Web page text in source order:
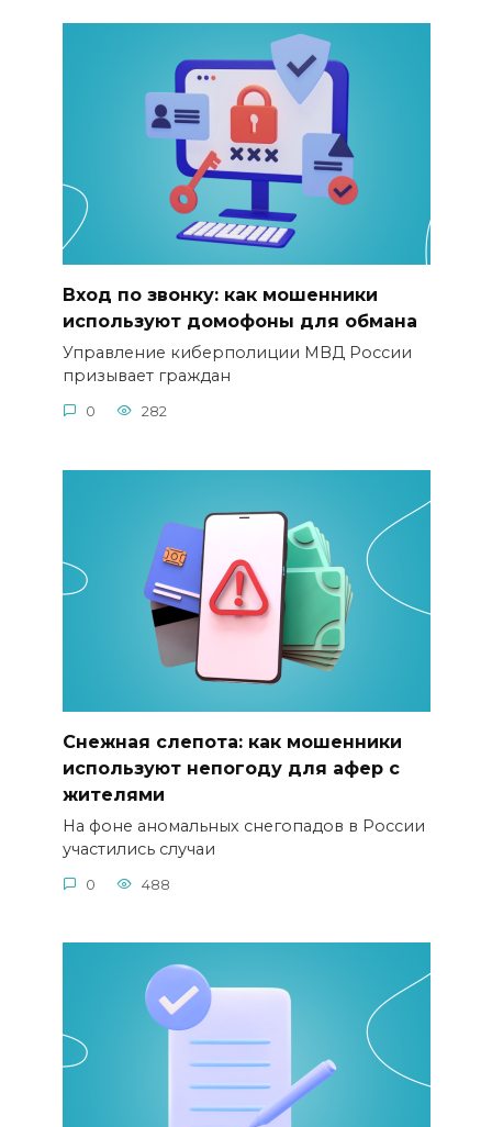
Вход по звонку: как мошенники
используют домофоны для обмана
Управление киберполиции МВД России
призывает граждан
0 282
Снежная слепота: как мошенники
используют непогоду для афер с
жителями
На фоне аномальных снегопадов в России
участились случаи
0 488